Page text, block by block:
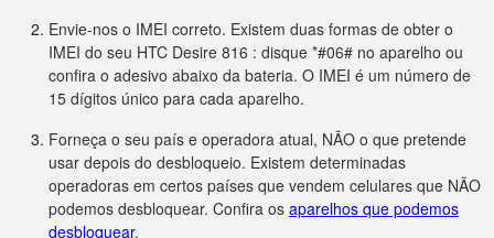
Envie-nos o IMEI correto. Existem duas formas de obter o
IMEI do seu HTC Desire 816 : disque *#06# no aparelho ou
confira o adesivo abaixo da bateria. O IMEI é um número de
15 dígitos único para cada aparelho.
Forneça o seu país e operadora atual, NÃO o que pretende
usar depois do desbloqueio. Existem determinadas
operadoras em certos países que vendem celulares que NÃO
podemos desbloquear. Confira os aparelhos que podemos
desbloquear.